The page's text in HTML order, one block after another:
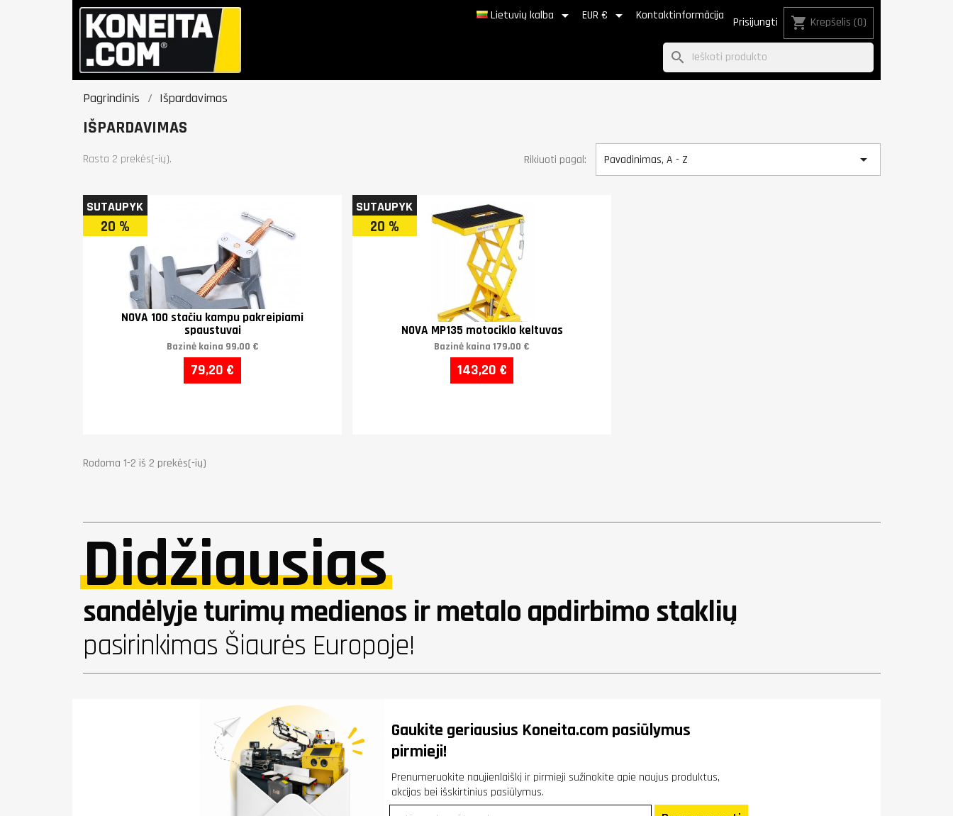
Lietuvių kalba  EUR €  Kontaktinformācija Prisijungti shopping_cart Krepšelis (0)
search
Pagrindinis Išpardavimas
IŠPARDAVIMAS
Rasta 2 prekės(-ių). Rikiuoti pagal: Pavadinimas, A - Z 
SUTAUPYK
20 %
NOVA 100 stačiu kampu pakreipiami
spaustuvai
Bazinė kaina 99,00 €
79,20 €
SUTAUPYK
20 %
NOVA MP135 motociklo keltuvas
Bazinė kaina 179,00 €
143,20 €
Rodoma 1-2 iš 2 prekės(-ių)
Didžiausias
sandėlyje turimų medienos ir metalo apdirbimo staklių
pasirinkimas Šiaurės Europoje!
Gaukite geriausius Koneita.com pasiūlymus
pirmieji!
Prenumeruokite naujienlaiškį ir pirmieji sužinokite apie naujus produktus,
akcijas bei išskirtinius pasiūlymus.